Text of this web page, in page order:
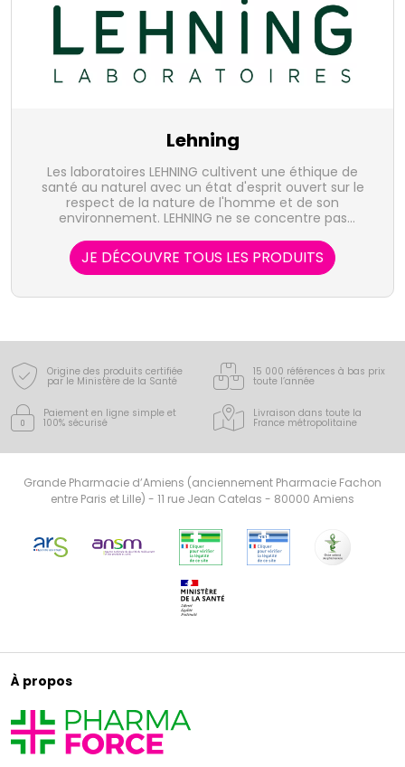
Lehning
Les laboratoires LEHNING cultivent une éthique de
santé au naturel avec un état d'esprit ouvert sur le
respect de la nature de l'homme et de son
environnement. LEHNING ne se concentre pas
l'individu dans sa globalité.
JE DÉCOUVRE TOUS LES PRODUITS
Origine des produits certifiée
par le Ministère de la Santé
15 000 références à bas prix
toute l’année
Paiement en ligne simple et
100% sécurisé
Livraison dans toute la
France métropolitaine
Grande Pharmacie d’Amiens (anciennement Pharmacie Fachon
entre Paris et Lille) - 11 rue Jean Catelas - 80000 Amiens
À propos